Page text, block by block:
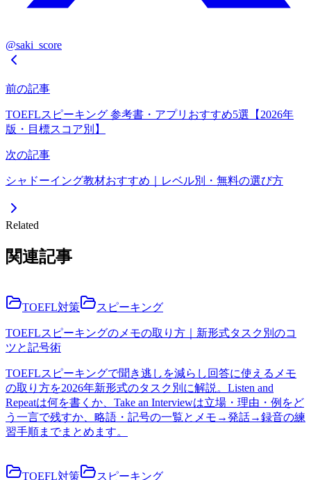
@saki_score
前の記事
TOEFLスピーキング 参考書・アプリおすすめ5選【2026年
版・目標スコア別】
次の記事
シャドーイング教材おすすめ｜レベル別・無料の選び方
Related
関連記事
TOEFL対策 スピーキング
TOEFLスピーキングのメモの取り方｜新形式タスク別のコ
ツと記号術
TOEFLスピーキングで聞き逃しを減らし回答に使えるメモ
の取り方を2026年新形式のタスク別に解説。Listen and
Repeatは何を書くか、Take an Interviewは立場・理由・例をど
う一言で残すか、略語・記号の一覧とメモ→発話→録音の練
習手順までまとめます。
TOEFL対策 スピーキング